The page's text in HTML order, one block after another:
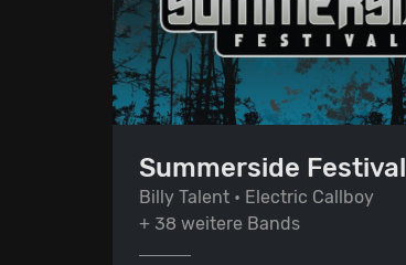
Summerside Festival
Billy Talent • Electric Callboy
+ 38 weitere Bands